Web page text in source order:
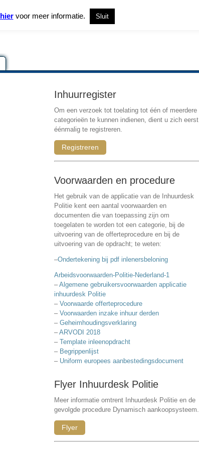
Inhuurregister
Om een verzoek tot toelating tot één of meerdere
categorieën te kunnen indienen, dient u zich eerst
éénmalig te registreren.
Registreren
Voorwaarden en procedure
Het gebruik van de applicatie van de Inhuurdesk
Politie kent een aantal voorwaarden en
documenten die van toepassing zijn om
toegelaten te worden tot een categorie, bij de
uitvoering van de offerteprocedure en bij de
uitvoering van de opdracht; te weten:
–Ondertekening bij pdf inlenersbeloning
Arbeidsvoorwaarden-Politie-Nederland-1
–Algemene gebruikersvoorwaarden applicatie
inhuurdesk Politie
– Voorwaarde offerteprocedure
– Voorwaarden inzake inhuur derden
– Geheimhoudingsverklaring
–ARVODI 2018
– Template inleenopdracht
– Begrippenlijst
– Uniform europees aanbestedingsdocument
Flyer Inhuurdesk Politie
Meer informatie omtrent Inhuurdesk Politie en de
gevolgde procedure Dynamisch aankoopsysteem.
Flyer
hiervoor meer informatie. Sluit